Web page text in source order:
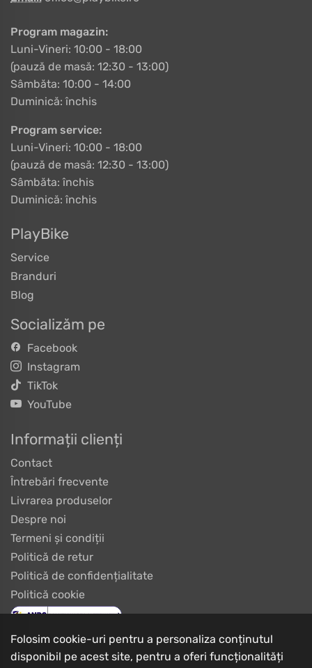
Program magazin:
Luni-Vineri: 10:00 - 18:00
(pauză de masă: 12:30 - 13:00)
Sâmbăta: 10:00 - 14:00
Duminică: închis
Program service:
Luni-Vineri: 10:00 - 18:00
(pauză de masă: 12:30 - 13:00)
Sâmbăta: închis
Duminică: închis
PlayBike
Service
Branduri
Blog
Socializăm pe
Facebook
Instagram
TikTok
YouTube
Informații clienți
Contact
Întrebări frecvente
Livrarea produselor
Despre noi
Termeni și condiții
Politică de retur
Politică de confidențialitate
Politică cookie
Folosim cookie-uri pentru a personaliza conținutul
disponibil pe acest site, pentru a oferi funcționalități